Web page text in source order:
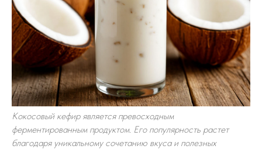
Кокосовый кефир является превосходным
ферментированным продуктом. Его популярность растет
благодаря уникальному сочетанию вкуса и полезных